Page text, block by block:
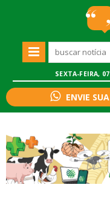
SEXTA-FEIRA,
ENVIE